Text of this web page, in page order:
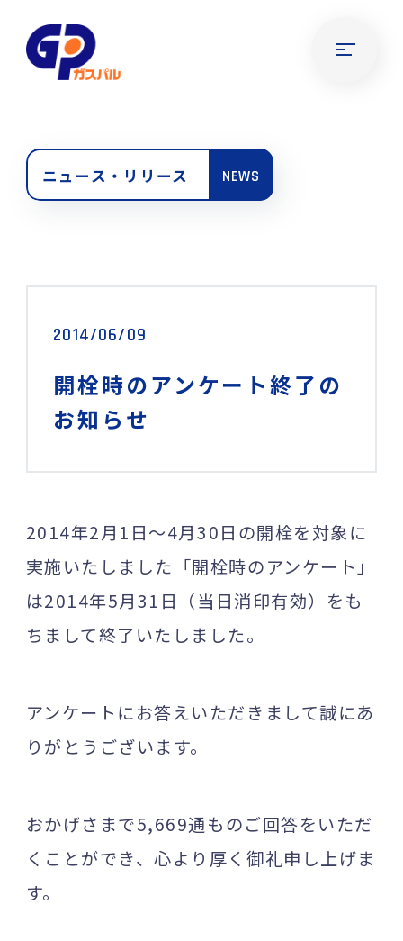
ニュース・リリース NEWS
2014/06/09
開栓時のアンケート終了の
お知らせ
2014年2月1日～4月30日の開栓を対象に
実施いたしました「開栓時のアンケート」
は2014年5月31日（当日消印有効）をも
ちまして終了いたしました。
アンケートにお答えいただきまして誠にあ
りがとうございます。
おかげさまで5,669通ものご回答をいただ
くことができ、心より厚く御礼申し上げま
す。